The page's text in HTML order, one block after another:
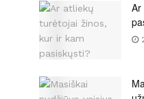
Ar